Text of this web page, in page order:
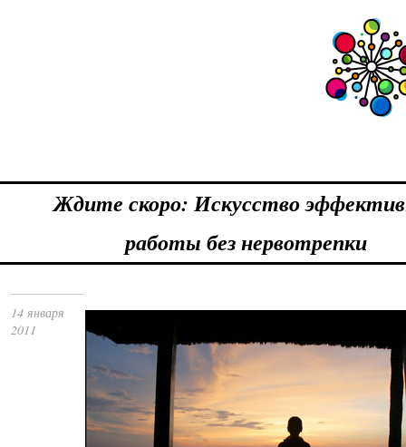
Ждите скоро: Искусство
работы без нервотрепки
14 января
2011